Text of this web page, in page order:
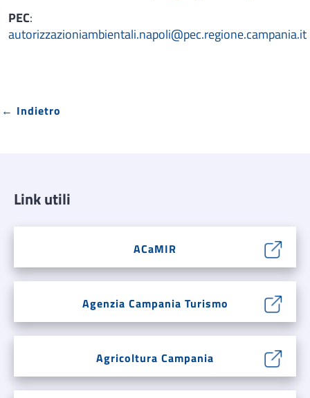
PEC:
autorizzazioniambientali.napoli@pec.regione.campania.it
← Indietro
Link utili
ACaMIR
Agenzia Campania Turismo
Agricoltura Campania